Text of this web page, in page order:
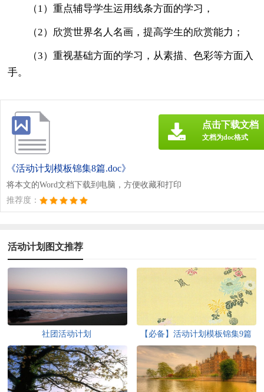
（1）重点辅导学生运用线条方面的学习，
（2）欣赏世界名人名画，提高学生的欣赏能力；
（3）重视基础方面的学习，从素描、色彩等方面入
手。
《活动计划模板锦集8篇.doc》
将本文的Word文档下载到电脑，方便收藏和打印
推荐度：
点击下载文档
文档为doc格式
活动计划图文推荐
社团活动计划 【必备】活动计划模板锦集9篇